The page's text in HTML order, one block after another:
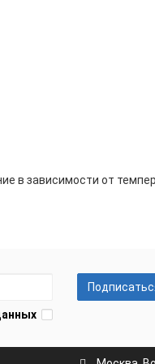
в зависимости от